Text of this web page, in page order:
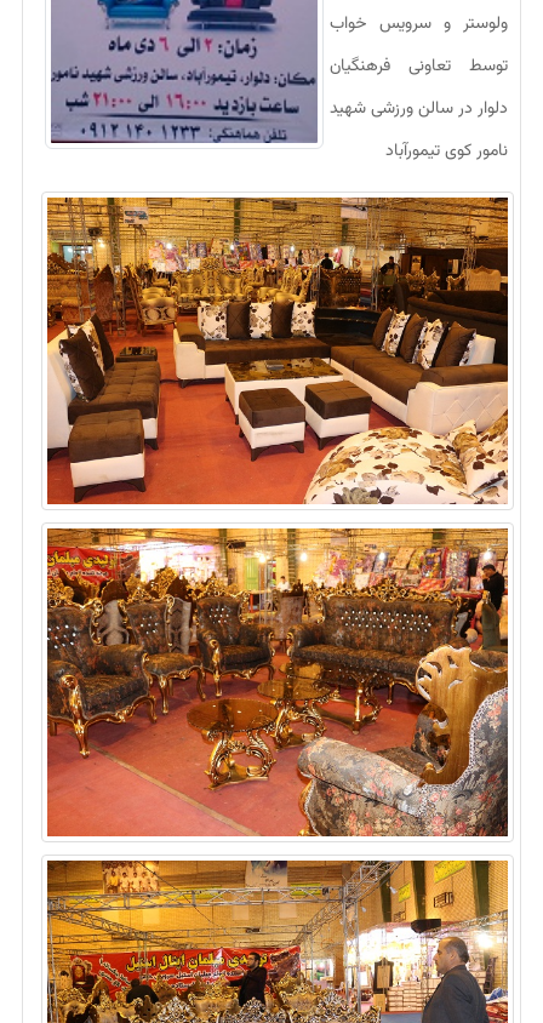
ولوستر و سرویس خواب
توسط تعاونی فرهنگیان
دلوار در سالن ورزشی شهید
نامور کوی تیمورآباد